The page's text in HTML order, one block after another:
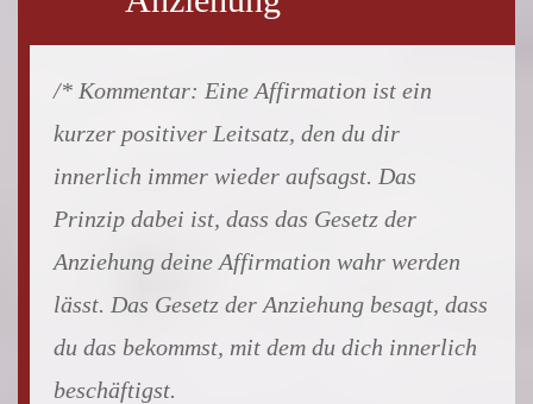
Eine Affirmation ist ein
kurzer positiver Leitsatz, den du dir
innerlich immer wieder aufsagst. Das
Prinzip dabei ist, dass das Gesetz der
Anziehung deine Affirmation wahr werden
lässt. Das Gesetz der Anziehung besagt, dass
du das bekommst, mit dem du dich innerlich
beschäftigst.